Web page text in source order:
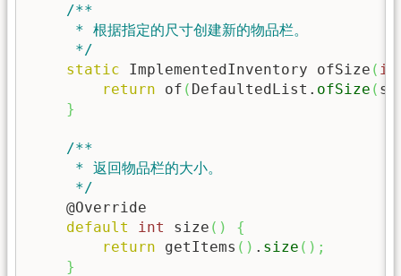
/**
     * 根据指定的尺寸创建新的物品栏。
     */
static ImplementedInventory ofSize (
return of ( DefaultedList. ofSize (
}
/**
     * 返回物品栏的大小。
     */
    @Override
default
int size ( )
{
return getItems ( ) . size ( ) ;
}